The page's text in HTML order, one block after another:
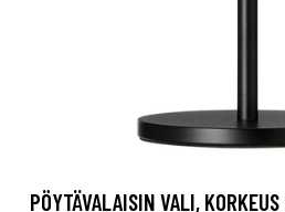
PÖYTÄVALAISIN VALI,